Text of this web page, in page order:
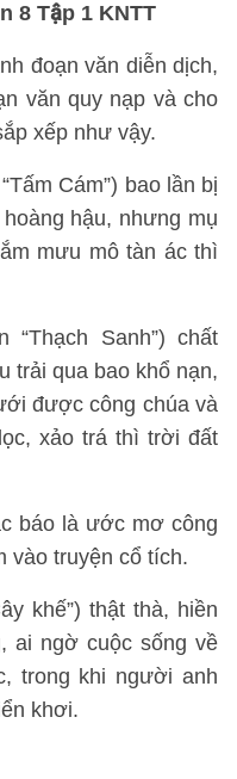
8 Tập 1 KNTT
đoạn văn diễn dịch,
văn quy nạp và cho
xếp như vậy.
Cám”) bao lần bị
hậu, nhưng mụ
mưu mô tàn ác thì
“Thạch Sanh”) chất
trải qua bao khổ nạn,
được công chúa và
xảo trá thì trời đất
báo là ước mơ công
vào truyện cổ tích.
khế”) thật thà, hiền
ai ngờ cuộc sống về
trong khi người anh
khơi.